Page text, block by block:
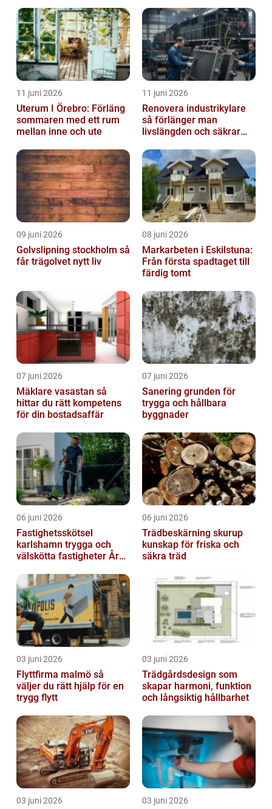
11 juni 2026
Uterum I Örebro: Förläng
sommaren med ett rum
mellan inne och ute
11 juni 2026
Renovera industrikylare
så förlänger man
livslängden och säkrar
09 juni 2026
Golvslipning stockholm så
får trägolvet nytt liv
08 juni 2026
Markarbeten i Eskilstuna:
Från första spadtaget till
färdig tomt
07 juni 2026
Mäklare vasastan så
hittar du rätt kompetens
för din bostadsaffär
07 juni 2026
Sanering grunden för
trygga och hållbara
byggnader
06 juni 2026
Fastighetsskötsel
karlshamn trygga och
välskötta fastigheter Året
06 juni 2026
Trädbeskärning skurup
kunskap för friska och
säkra träd
03 juni 2026
Flyttfirma malmö så
väljer du rätt hjälp för en
trygg flytt
03 juni 2026
Trädgårdsdesign som
skapar harmoni, funktion
och långsiktig hållbarhet
03 juni 2026 03 juni 2026